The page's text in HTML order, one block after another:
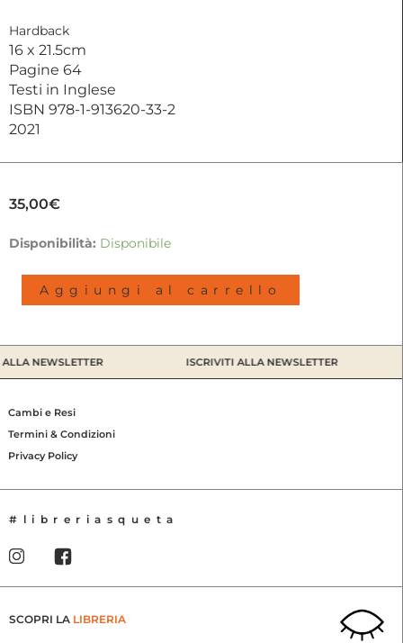
Hardback
16 x 21.5cm
Pagine 64
Testi in Inglese
ISBN 978-1-913620-33-2
2021
35,00€
Disponibilità: Disponibile
Bugis
Celebes
Dornburg,
2021
Aggiungi al carrello
NEWSLETTER ISCRIVITI ALLA NEWSLETTER
Cambi e Resi
Termini & Condizioni
Privacy Policy
#libreriasqueta
SCOPRI LA LIBRERIA